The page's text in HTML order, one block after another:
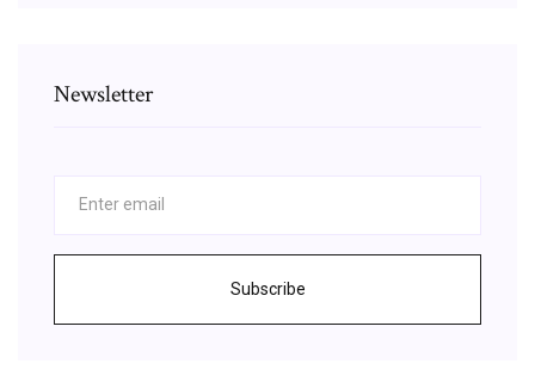
Newsletter
Subscribe